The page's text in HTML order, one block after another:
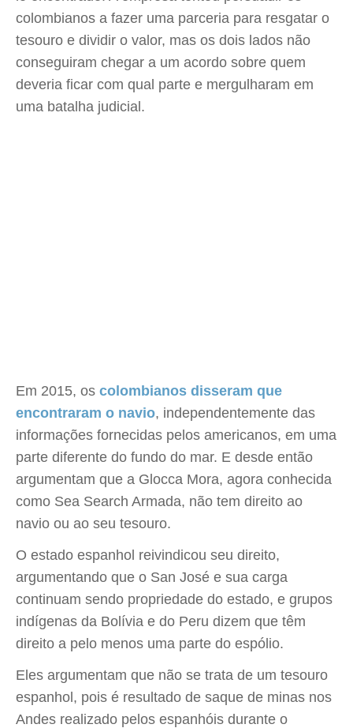
colombianos a fazer uma parceria para resgatar o
tesouro e dividir o valor, mas os dois lados não
conseguiram chegar a um acordo sobre quem
deveria ficar com qual parte e mergulharam em
uma batalha judicial.
Em 2015, os colombianos disseram que
encontraram o navio, independentemente das
informações fornecidas pelos americanos, em uma
parte diferente do fundo do mar. E desde então
argumentam que a Glocca Mora, agora conhecida
como Sea Search Armada, não tem direito ao
navio ou ao seu tesouro.
O estado espanhol reivindicou seu direito,
argumentando que o San José e sua carga
continuam sendo propriedade do estado, e grupos
indígenas da Bolívia e do Peru dizem que têm
direito a pelo menos uma parte do espólio.
Eles argumentam que não se trata de um tesouro
espanhol, pois é resultado de saque de minas nos
Andes realizado pelos espanhóis durante o